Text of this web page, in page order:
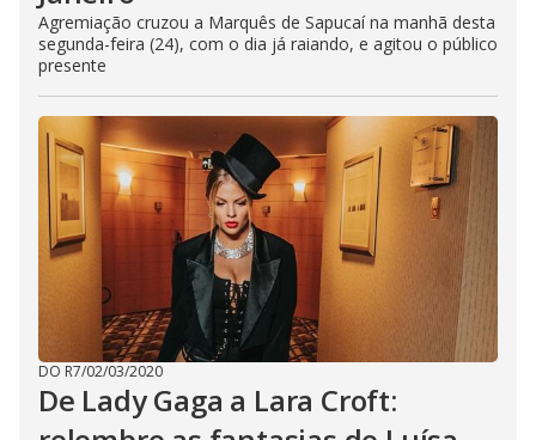
Agremiação cruzou a Marquês de Sapucaí na manhã desta
segunda-feira (24), com o dia já raiando, e agitou o público
presente
DO R7/02/03/2020
De Lady Gaga a Lara Croft: